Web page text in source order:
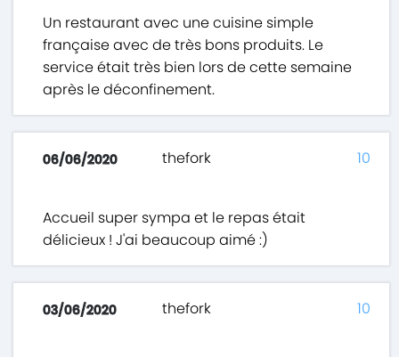
Un restaurant avec une cuisine simple
française avec de très bons produits. Le
service était très bien lors de cette semaine
après le déconfinement.
06/06/2020 thefork
Accueil super sympa et le repas était
délicieux ! J'ai beaucoup aimé :)
10
03/06/2020 thefork 10